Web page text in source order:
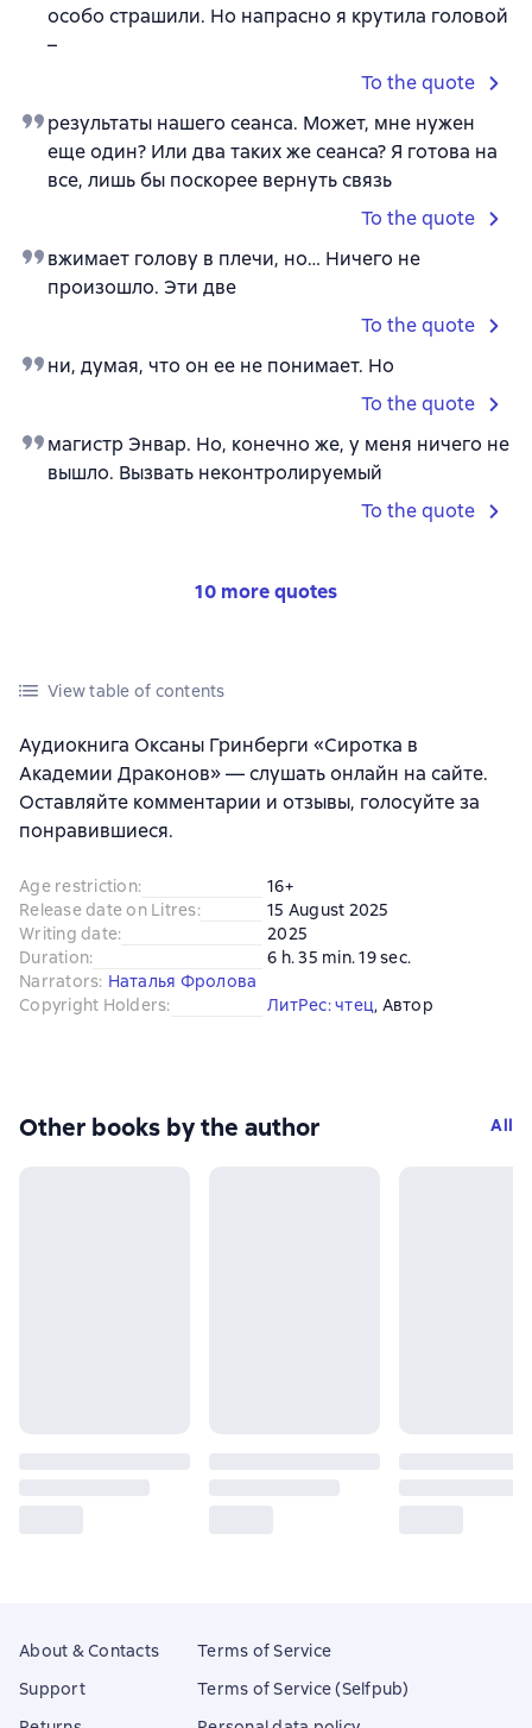
особо страшили. Но напрасно я крутила головой
–
To the quote
результаты нашего сеанса. Может, мне нужен
еще один? Или два таких же сеанса? Я готова на
все, лишь бы поскорее вернуть связь
To the quote
вжимает голову в плечи, но… Ничего не
произошло. Эти две
To the quote
ни, думая, что он ее не понимает. Но
To the quote
магистр Энвар. Но, конечно же, у меня ничего не
вышло. Вызвать неконтролируемый
To the quote
10 more quotes
View table of contents
Аудиокнига Оксаны Гринберги «Сиротка в
Академии Драконов» — слушать онлайн на сайте.
Оставляйте комментарии и отзывы, голосуйте за
понравившиеся.
Age restriction:
16+
Release date on Litres:
15 August 2025
Writing date:
2025
Duration:
6 h. 35 min. 19 sec.
Narrators: Наталья Фролова
Copyright Holders: ЛитРес: чтец, Автор
Other books by the author All
About & Contacts
Support
Terms of Service
Terms of Service (Selfpub)